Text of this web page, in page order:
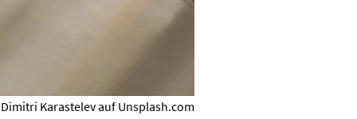
Karastelev auf Unsplash.com